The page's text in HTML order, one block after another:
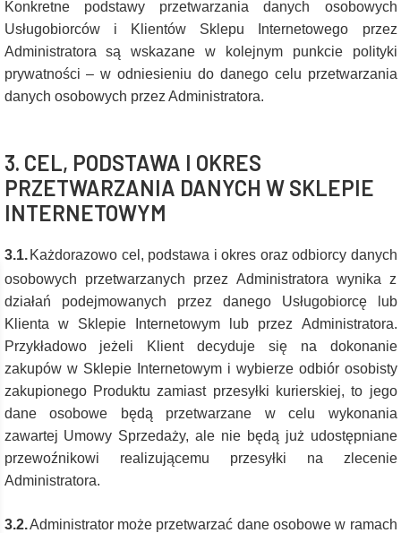
Konkretne podstawy przetwarzania danych osobowych
Usługobiorców i Klientów Sklepu Internetowego przez
Administratora są wskazane w kolejnym punkcie polityki
prywatności – w odniesieniu do danego celu przetwarzania
danych osobowych przez Administratora.
3. CEL, PODSTAWA I OKRES
PRZETWARZANIA DANYCH W SKLEPIE
INTERNETOWYM
3.1. Każdorazowo cel, podstawa i okres oraz odbiorcy danych
osobowych przetwarzanych przez Administratora wynika z
działań podejmowanych przez danego Usługobiorcę lub
Klienta w Sklepie Internetowym lub przez Administratora.
Przykładowo jeżeli Klient decyduje się na dokonanie
zakupów w Sklepie Internetowym i wybierze odbiór osobisty
zakupionego Produktu zamiast przesyłki kurierskiej, to jego
dane osobowe będą przetwarzane w celu wykonania
zawartej Umowy Sprzedaży, ale nie będą już udostępniane
przewoźnikowi realizującemu przesyłki na zlecenie
Administratora.
3.2.Administrator może przetwarzać dane osobowe w ramach